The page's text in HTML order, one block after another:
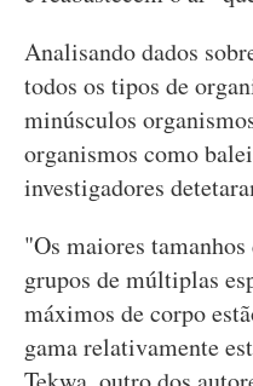
Analisando dados
todos os tipos de
minúsculos
organismos como
investigadores
"Os maiores
grupos de múltiplas
máximos de corpo
gama relativamente